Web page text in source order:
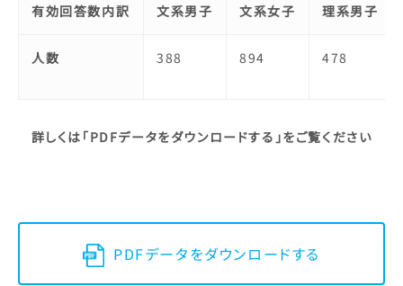
有効回答数内訳 文系男子 文系女子 理系男子
人数 388 894 478
詳しくは「PDFデータをダウンロードする」をご覧ください
PDFデータをダウンロードする